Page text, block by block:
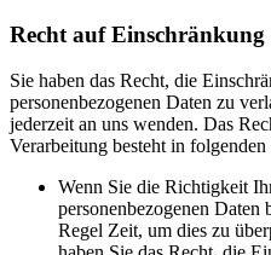
Recht auf
Sie haben das Recht, die
personenbezogenen Daten zu
jederzeit an uns wenden. Das
Verarbeitung besteht in folgenden
Wenn Sie die Richtigkeit
personenbezogenen
Regel Zeit, um dies zu